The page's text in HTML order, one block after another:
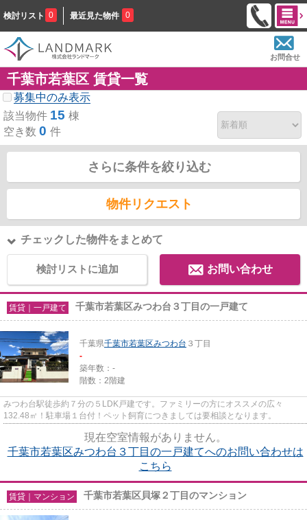
検討リスト 0 最近見た物件 0
お問合せ
千葉市若葉区 賃貸一覧
募集中のみ表示
該当物件 15 棟
空き数 0 件
さらに条件を絞り込む
物件リクエスト
チェックした物件をまとめて
検討リストに追加 お問い合わせ
賃貸｜一戸建て 千葉市若葉区みつわ台３丁目の一戸建て
千葉県千葉市若葉区みつわ台 ３丁目
-
築年数：-
階数：2階建
みつわ台駅徒歩約７分の５LDK戸建です。ファミリーの方にオススメの広々
132.48㎡！駐車場１台付！ペット飼育につきましては要相談となります。
現在空室情報がありません。
千葉市若葉区みつわ台３丁目の一戸建てへのお問い合わせは
こちら
賃貸｜マンション 千葉市若葉区貝塚２丁目のマンション